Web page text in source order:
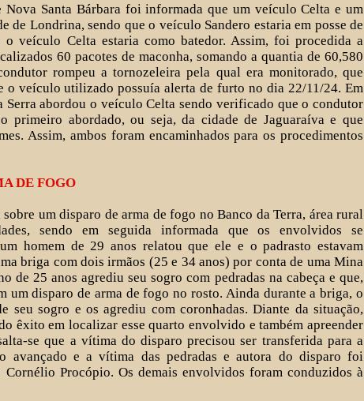
Santa Bárbara foi informada que um veículo Celta e um
de Londrina, sendo que o veículo Sandero estaria em posse de
o veículo Celta estaria como batedor. Assim, foi procedida a
60 pacotes de maconha, somando a quantia de 60,580
rompeu a tornozeleira pela qual era monitorado, que
o veículo utilizado possuía alerta de furto no dia 22/11/24. Em
Serra abordou o veículo Celta sendo verificado que o condutor
primeiro abordado, ou seja, da cidade de Jaguaraíva e que
Assim, ambos foram encaminhados para os procedimentos
DE FOGO
um disparo de arma de fogo no Banco da Terra, área rural
sendo em seguida informada que os envolvidos se
homem de 29 anos relatou que ele e o padrasto estavam
briga com dois irmãos (25 e 34 anos) por conta de uma Mina
de 25 anos agrediu seu sogro com pedradas na cabeça e que,
um disparo de arma de fogo no rosto. Ainda durante a briga, o
seu sogro e os agrediu com coronhadas. Diante da situação,
êxito em localizar esse quarto envolvido e também apreender
se que a vítima do disparo precisou ser transferida para a
avançado e a vítima das pedradas e autora do disparo foi
Procópio. Os demais envolvidos foram conduzidos à